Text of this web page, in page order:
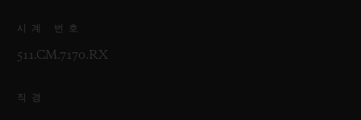
시계 번호
511.CM.7170.RX
직경